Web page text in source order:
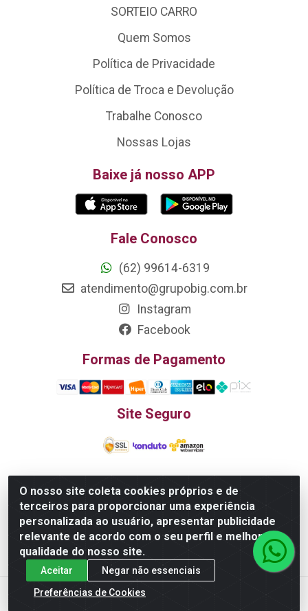
O nosso site coleta cookies próprios e de
terceiros para proporcionar uma experiência
personalizada ao usuário, apresentar publicidade
relevante de acordo com o seu perfil e melhorar a
qualidade do nosso site.
Aceitar
Negar não essenciais
Preferências de Cookies
SORTEIO CARRO
Quem Somos
Política de Privacidade
Política de Troca e Devolução
Trabalhe Conosco
Nossas Lojas
Baixe já nosso APP
Fale Conosco
(62) 99614-6319
atendimento@grupobig.com.br
Instagram
Facebook
Formas de Pagamento
Site Seguro
Edn Utilidades Domésticas Importação e Exportação
LTDA - R. Edmundo Pinto da Cunha, LT APM 06, N 133 -
Res. Luiza Monteiro, Trindade - GO, 75385-000 - CNPJ
20.758.851.0045/26